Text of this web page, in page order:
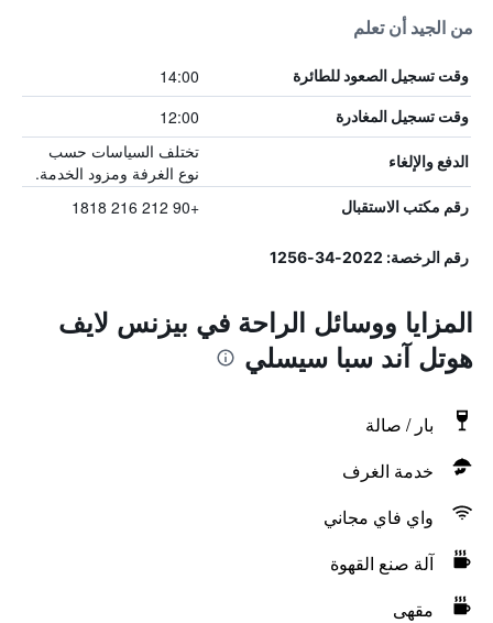
من الجيد أن تعلم
وقت تسجيل الصعود للطائرة 14:00
وقت تسجيل المغادرة 12:00
الدفع والإلغاء
تختلف السياسات حسب
نوع الغرفة ومزود الخدمة.
رقم مكتب الاستقبال +90 212 216 1818
رقم الرخصة: 2022-34-1256
المزايا ووسائل الراحة في بيزنس لايف
هوتل آند سبا سيسلي
بار / صالة
خدمة الغرف
واي فاي مجاني
آلة صنع القهوة
مقهى